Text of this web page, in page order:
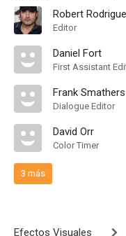
Robert
Editor
Daniel Fort
First Assistant
Frank Smathers
Dialogue Editor
David Orr
Color Timer
3 más
Efectos Visuales